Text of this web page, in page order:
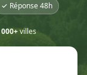
✓ Réponse 48h
villes